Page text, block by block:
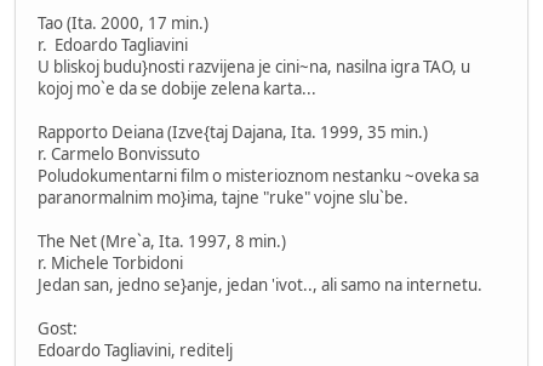
Tao (Ita. 2000, 17 min.)
r. Edoardo Tagliavini
U bliskoj budu}nosti razvijena je cini~na, nasilna igra TAO, u
kojoj mo`e da se dobije zelena karta...
Rapporto Deiana (Izve{taj Dajana, Ita. 1999, 35 min.)
r. Carmelo Bonvissuto
Poludokumentarni film o misterioznom nestanku ~oveka sa
paranormalnim mo}ima, tajne "ruke" vojne slu`be.
The Net (Mre`a, Ita. 1997, 8 min.)
r. Michele Torbidoni
Jedan san, jedno se}anje, jedan 'ivot.., ali samo na internetu.
Gost:
Edoardo Tagliavini, reditelj